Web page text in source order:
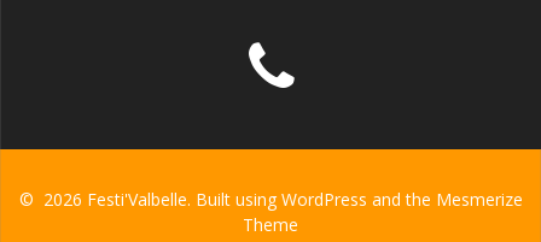
© 2026 Festi'Valbelle. Built using WordPress and the Mesmerize
Theme